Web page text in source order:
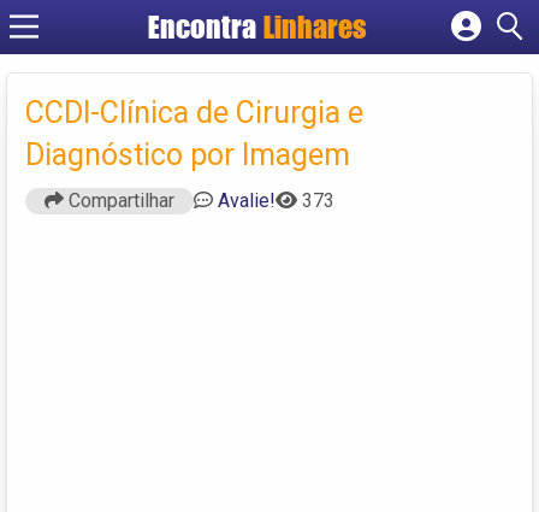
EncontraLinhares
Cadastrar empresa
Criar conta
CCDI-Clínica de Cirurgia e
Diagnóstico por Imagem
Compartilhar Avalie! 373